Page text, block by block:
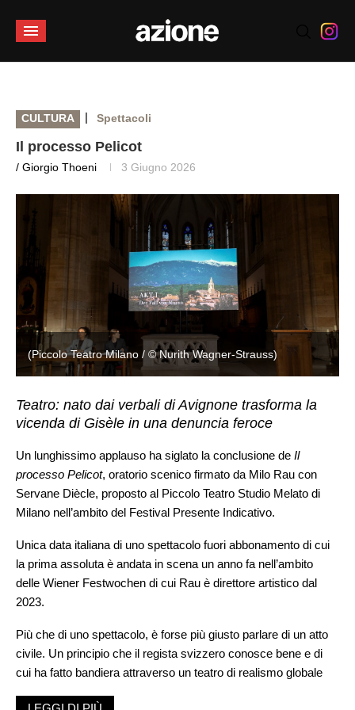
CULTURA | Spettacoli
Il processo Pelicot
/ Giorgio Thoeni 3 Giugno 2026
(Piccolo Teatro Milano / © Nurith Wagner-Strauss)
Teatro: nato dai verbali di Avignone trasforma la
vicenda di Gisèle in una denuncia feroce
Un lunghissimo applauso ha siglato la conclusione de Il
processo Pelicot, oratorio scenico firmato da Milo Rau con
Servane Diècle, proposto al Piccolo Teatro Studio Melato di
Milano nell’ambito del Festival Presente Indicativo.
Unica data italiana di uno spettacolo fuori abbonamento di cui
la prima assoluta è andata in scena un anno fa nell’ambito
delle Wiener Festwochen di cui Rau è direttore artistico dal
2023.
Più che di uno spettacolo, è forse più giusto parlare di un atto
civile. Un principio che il regista svizzero conosce bene e di
cui ha fatto bandiera attraverso un teatro di realismo globale